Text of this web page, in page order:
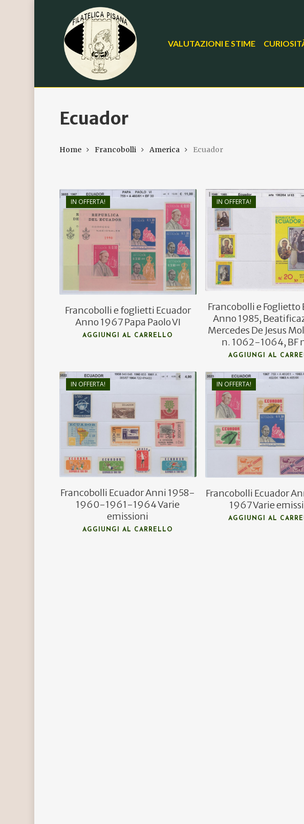
Hit enter to search or ESC to close
VALUTAZIONI E STIME
Ecuador
Home Francobolli America Ecuador
IN OFFERTA!
€15,00
€10,00
Francobolli e foglietti Ecuador
Anno 1967 Papa Paolo VI
AGGIUNGI AL CARRELLO
IN OFFERTA!
10,25
5,00
Francobolli e Foglietto
Anno 1985,
Mercedes De Jesus
n. 1062-1064, BF
AGGIUNGI AL
IN OFFERTA!
€6,55
€4,50
Francobolli Ecuador Anni 1958-
1960-1961-1964 Varie
emissioni
AGGIUNGI AL CARRELLO
IN OFFERTA!
€6,60
€5,00
Francobolli Ecuador
1967 Varie
AGGIUNGI AL